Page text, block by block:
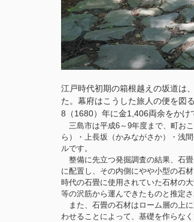
江戸時代初期の箱根越えの坂道は
た。幕府はこうした旅人の便を図
8（1680）年に金1,406両余をかけ
三島市は平成6～9年度まで、町お
ら）・上長坂（かみながさか）・浅
ルです。
整備に先立つ発掘調査の結果、石
に配置し、その内側にやや小型の石
時代の石畳に使用されていた石材の
等の沢筋から運んできたものと推定さ
また、石畳の石材はローム層の上
わせることによって、基礎を作らな